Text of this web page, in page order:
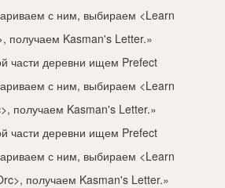
с ним, выбираем <Learn
получаем Kasman's Letter.»
части деревни ищем Prefect
с ним, выбираем <Learn
получаем Kasman's Letter.»
части деревни ищем Prefect
с ним, выбираем <Learn
получаем Kasman's Letter.»